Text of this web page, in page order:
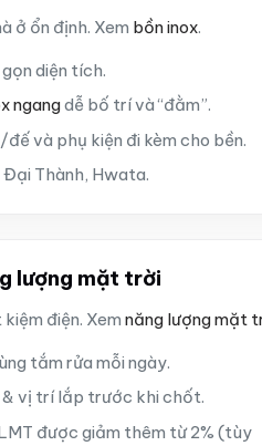
ở ổn định. Xem bồn inox.
diện tích.
ngangdễ bố trí và “đằm”.
và phụ kiện đi kèm cho bền.
Đại Thành, Hwata.
lượng mặt trời
điện. Xem năng lượng mặt
tắm rửa mỗi ngày.
& vị trí lắp trước khi chốt.
được giảm thêm từ 2% (tùy